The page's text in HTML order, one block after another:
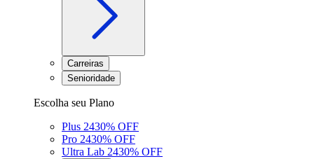
Carreiras
Senioridade
Escolha seu Plano
Plus 2430% OFF
Pro 2430% OFF
Ultra Lab 2430% OFF